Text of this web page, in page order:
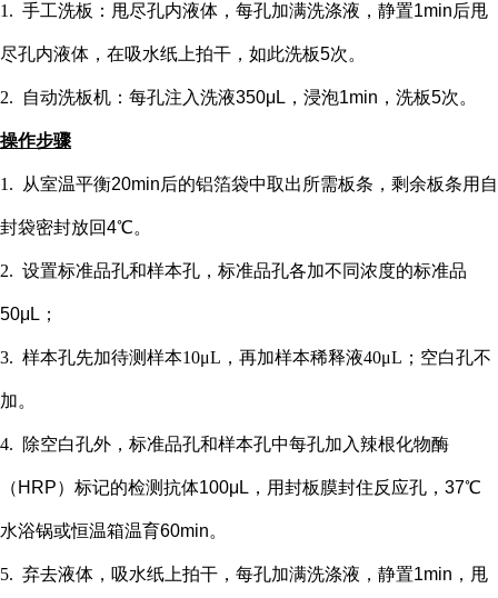
1. 手工洗板：甩尽孔内液体，每孔加满洗涤液，静置1min后甩
尽孔内液体，在吸水纸上拍干，如此洗板5次。
2. 自动洗板机：每孔注入洗液350μL，浸泡1min，洗板5次。
操作步骤
1. 从室温平衡20min后的铝箔袋中取出所需板条，剩余板条用自
封袋密封放回4℃。
2. 设置标准品孔和样本孔 ，标准品孔各加不同浓度的标准品
50μL；
3. 样本孔先加待测样本10μL，再加样本稀释液40μL； 空白孔不
加。
4. 除空白孔外， 标准品孔和样本孔中每孔加入辣根化物酶
（ HRP）标记的检测抗体100μL，用封板膜封住反应孔，37℃
水浴锅或恒温箱温育60min。
5. 弃去液体，吸水纸上拍干，每孔加满洗涤液，静置1min，甩